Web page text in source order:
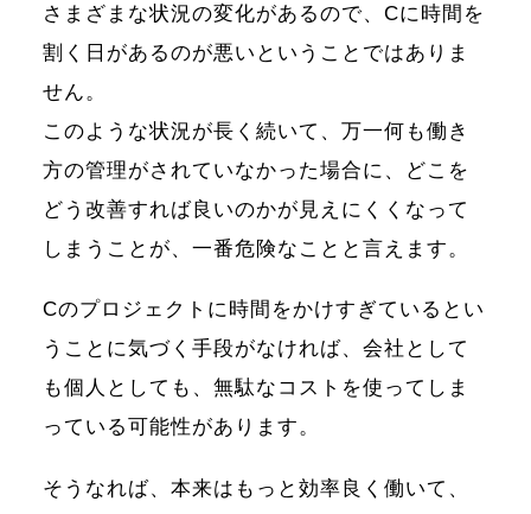
さまざまな状況の変化があるので、Cに時間を
割く日があるのが悪いということではありま
せん。
このような状況が長く続いて、万一何も働き
方の管理がされていなかった場合に、どこを
どう改善すれば良いのかが見えにくくなって
しまうことが、一番危険なことと言えます。
Cのプロジェクトに時間をかけすぎているとい
うことに気づく手段がなければ、会社として
も個人としても、無駄なコストを使ってしま
っている可能性があります。
そうなれば、本来はもっと効率良く働いて、